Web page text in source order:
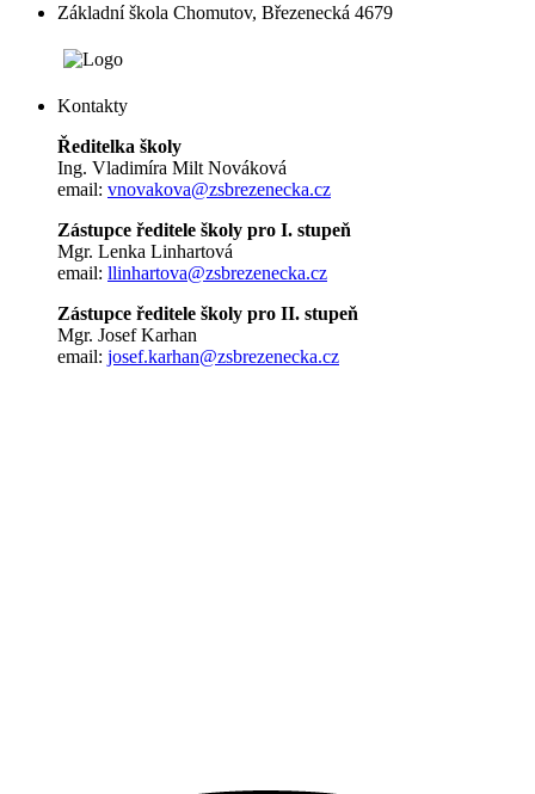
Základní škola Chomutov, Březenecká 4679
Kontakty
Ředitelka školy
Ing. Vladimíra Milt Nováková
email: vnovakova@zsbrezenecka.cz
Zástupce ředitele školy pro I. stupeň
Mgr. Lenka Linhartová
email: llinhartova@zsbrezenecka.cz
Zástupce ředitele školy pro II. stupeň
Mgr. Josef Karhan
email: josef.karhan@zsbrezenecka.cz